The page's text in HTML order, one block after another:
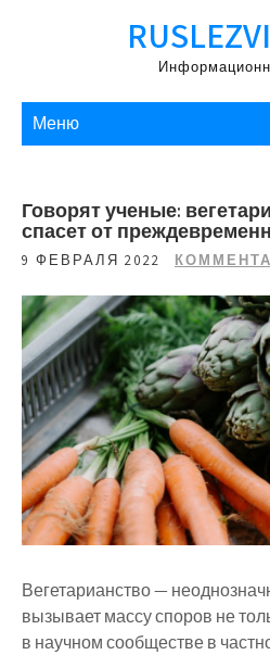
Меню
Говорят ученые:
спасет от
9 ФЕВРАЛЯ 2022
Вегетарианство —
вызывает массу споров не
в научном сообществе в